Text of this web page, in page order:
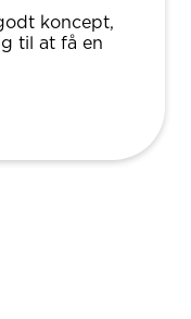
koncept,
til at få en